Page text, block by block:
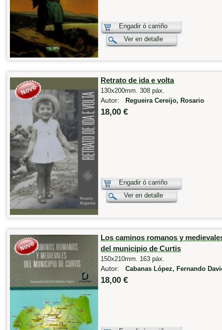
Engadir ó carriño
Ver en detalle
Retrato de ida e volta
130x200mm. 308 páx.
Autor: Regueira Cereijo, Rosario
18,00 €
Engadir ó carriño
Ver en detalle
Los caminos romanos y
del municipio de Curtis
150x210mm. 163 páx.
Autor: Cabanas López, Fernando
18,00 €